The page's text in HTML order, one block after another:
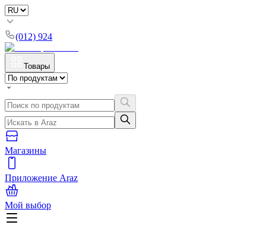
(012) 924
Товары
Магазины
Приложение Araz
Мой выбор